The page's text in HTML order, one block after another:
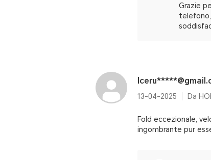
Grazie
13-04-2025 Da
Fold eccezionale,
ingombrante pur